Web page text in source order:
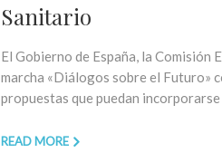
Sanitario
El Gobierno de España, la
marcha «Diálogos sobre el Futuro»
propuestas que puedan
READ MORE